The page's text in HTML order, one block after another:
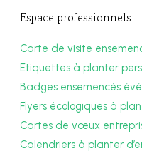
Espace professionnels
Carte de visite
Etiquettes à planter
Badges ensemencés
Flyers écologiques à
Cartes de vœux
Calendriers à planter